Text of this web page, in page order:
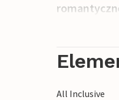
książkę
Zafunduj
pergolą z
All Inclusive